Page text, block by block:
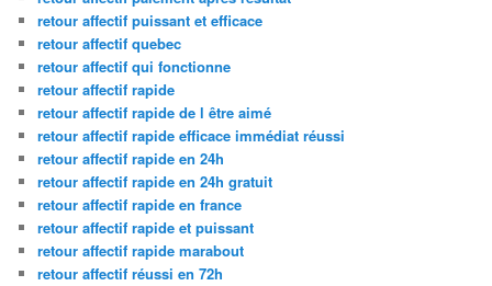
retour affectif puissant et efficace
retour affectif quebec
retour affectif qui fonctionne
retour affectif rapide
retour affectif rapide de l être aimé
retour affectif rapide efficace immédiat réussi
retour affectif rapide en 24h
retour affectif rapide en 24h gratuit
retour affectif rapide en france
retour affectif rapide et puissant
retour affectif rapide marabout
retour affectif réussi en 72h